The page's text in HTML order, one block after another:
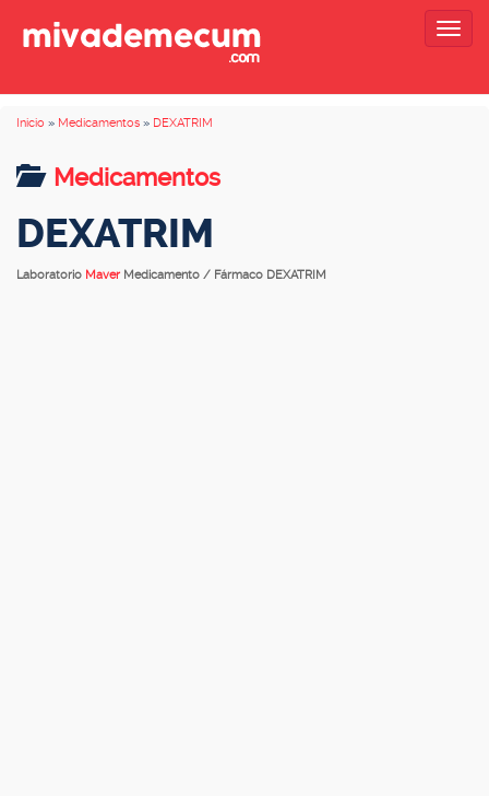
Inicio » Medicamentos » DEXATRIM
Medicamentos
DEXATRIM
Laboratorio Maver Medicamento / Fármaco DEXATRIM